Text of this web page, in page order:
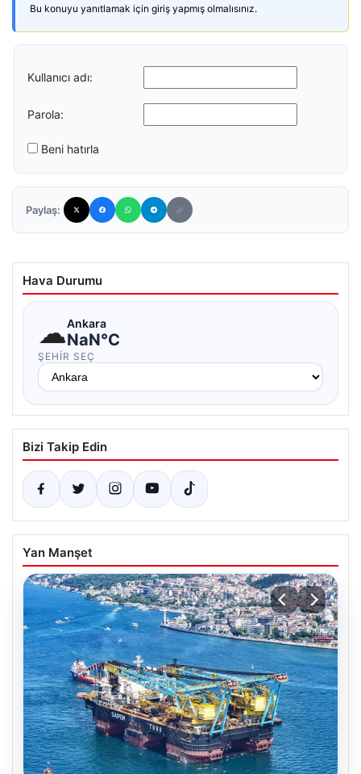
Bu konuyu yanıtlamak için giriş yapmış olmalısınız.
Kullanıcı adı:
Parola:
Beni hatırla
Paylaş:
Hava Durumu
☁Ankara
NaN°C
ŞEHIR SEÇ
Bizi Takip Edin
Yan Manşet